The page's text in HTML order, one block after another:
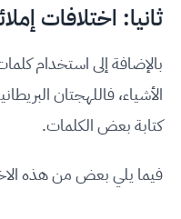
ثانيا: اختلافات
بالإضافة إلى استخدام
الأشياء، فاللهجتان
كتابة بعض الكلمات.
فيما يلي بعض من هذه